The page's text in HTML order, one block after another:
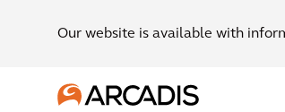
Our website is available with